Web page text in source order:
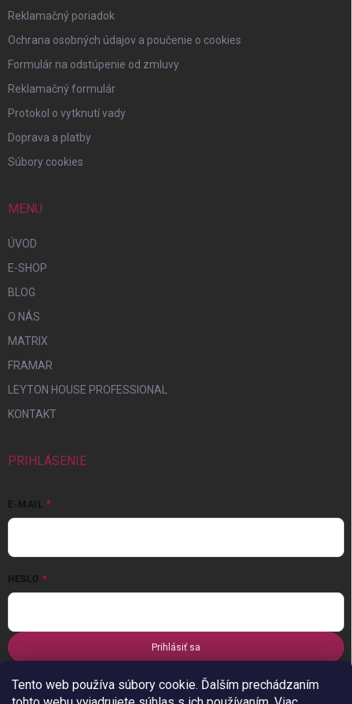
Tento web používa súbory cookie. Ďalším prechádzaním
Reklamačný poriadok
Ochrana osobných údajov a poučenie o cookies
Formulár na odstúpenie od zmluvy
Reklamačný formulár
Protokol o vytknutí vady
Doprava a platby
Súbory cookies
MENU
ÚVOD
E-SHOP
BLOG
O NÁS
MATRIX
FRAMAR
LEYTON HOUSE PROFESSIONAL
KONTAKT
PRIHLÁSENIE
E-MAIL
HESLO
Prihlásiť sa